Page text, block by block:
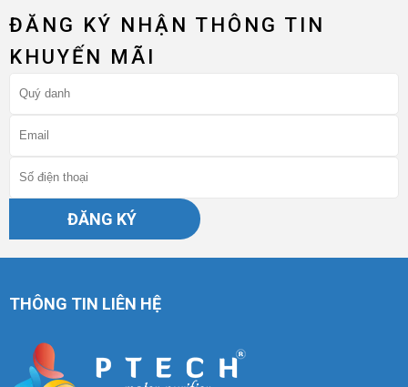
ĐĂNG KÝ NHẬN THÔNG TIN
KHUYẾN MÃI
ĐĂNG KÝ
THÔNG TIN LIÊN HỆ